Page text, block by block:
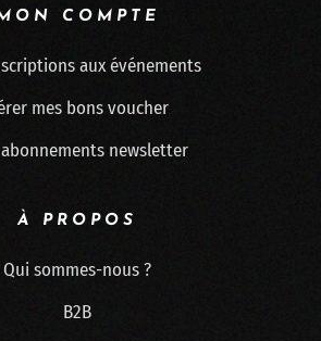
COMPTE
aux événements
mes bons voucher
abonnements newsletter
À PROPOS
Qui sommes-nous ?
B2B